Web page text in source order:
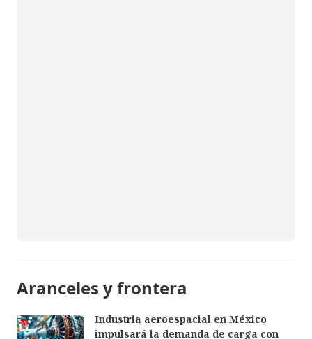
Aranceles y frontera
Industria aeroespacial en México
impulsará la demanda de carga con